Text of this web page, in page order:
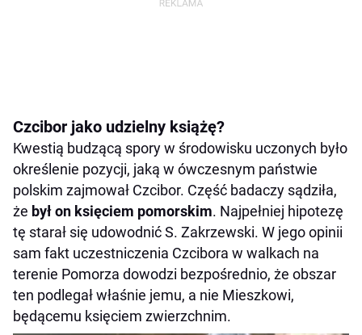
Czcibor jako udzielny książę?
Kwestią budzącą spory w środowisku uczonych było
określenie pozycji, jaką w ówczesnym państwie
polskim zajmował Czcibor. Część badaczy sądziła,
że był on księciem pomorskim. Najpełniej hipotezę
tę starał się udowodnić S. Zakrzewski. W jego opinii
sam fakt uczestniczenia Czcibora w walkach na
terenie Pomorza dowodzi bezpośrednio, że obszar
ten podlegał właśnie jemu, a nie Mieszkowi,
będącemu księciem zwierzchnim.